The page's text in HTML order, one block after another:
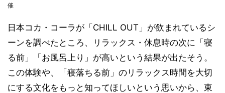
催
日本コカ・コーラが「CHILL OUT」が飲まれているシ
ーンを調べたところ、リラックス・休息時の次に「寝
る前」「お風呂上り」が高いという結果が出たそう。
この体験や、「寝落ちる前」のリラックス時間を大切
にする文化をもっと知ってほしいという思いから、東